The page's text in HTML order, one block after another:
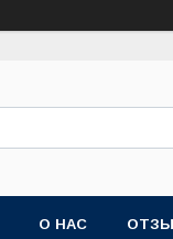
О НАС